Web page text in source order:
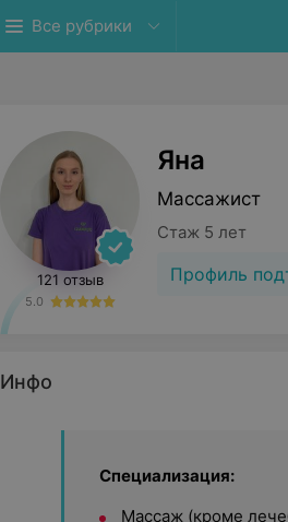
Все рубрики
121 отзыв
5.0
Яна
Массажист
Стаж 5 лет
Профиль
Инфо
Специализация:
Массаж (кроме